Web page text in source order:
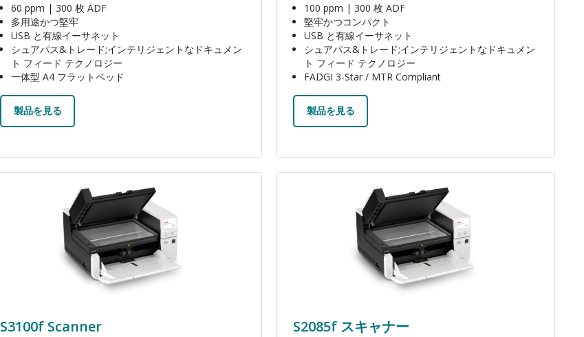
60 ppm | 300 枚 ADF
多用途かつ堅牢
USB と有線イーサネット
シュアパス&トレード;インテリジェントなドキュメン
ト フィード テクノロジー
一体型 A4 フラットベッド
製品を見る
100 ppm | 300 枚 ADF
堅牢かつコンパクト
USB と有線イーサネット
シュアパス&トレード;インテリジェントなドキュメン
ト フィード テクノロジー
FADGI 3-Star / MTR Compliant
製品を見る
S3100f Scanner
画像
S2085f スキャナー